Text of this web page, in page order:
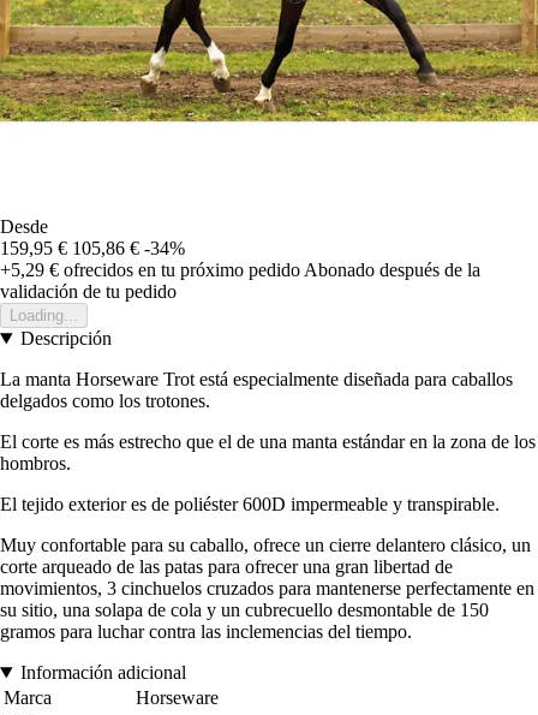
Desde
159,95 € 105,86 € -34%
+5,29 € ofrecidos en tu próximo pedido Abonado después de la
validación de tu pedido
Loading...
Descripción
La manta Horseware Trot está especialmente diseñada para caballos
delgados como los trotones.
El corte es más estrecho que el de una manta estándar en la zona de los
hombros.
El tejido exterior es de poliéster 600D impermeable y transpirable.
Muy confortable para su caballo, ofrece un cierre delantero clásico, un
corte arqueado de las patas para ofrecer una gran libertad de
movimientos, 3 cinchuelos cruzados para mantenerse perfectamente en
su sitio, una solapa de cola y un cubrecuello desmontable de 150
gramos para luchar contra las inclemencias del tiempo.
Información adicional
Marca
Horseware